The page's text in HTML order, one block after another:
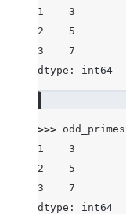
1    3
2    5
3    7
dtype: int64
>>> odd_primes
1    3
2    5
3    7
dtype: int64